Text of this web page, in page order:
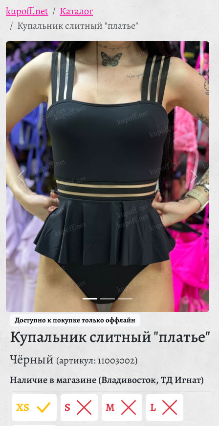
kupoff.net
Каталог
Купальник слитный "платье"
Доступно к покупке только оффлайн
Купальник слитный "платье"
Чёрный (артикул: 11003002)
Наличие в магазине (Владивосток, ТД Игнат)
XS S M L